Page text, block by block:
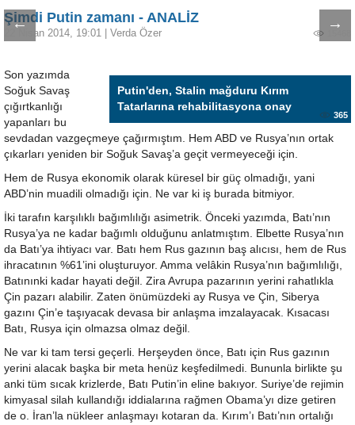
← →
Şimdi Putin zamanı - ANALİZ
22 Nisan 2014, 19:01 Verda Özer
Putin'den, Stalin mağduru Kırım
Tatarlarına rehabilitasyona onay
365
Son yazımda
Soğuk Savaş
çığırtkanlığı
yapanları bu
sevdadan vazgeçmeye çağırmıştım. Hem ABD ve Rusya’nın ortak
çıkarları yeniden bir Soğuk Savaş’a geçit vermeyeceği için.
Hem de Rusya ekonomik olarak küresel bir güç olmadığı, yani
ABD’nin muadili olmadığı için. Ne var ki iş burada bitmiyor.
İki tarafın karşılıklı bağımlılığı asimetrik. Önceki yazımda, Batı’nın
Rusya’ya ne kadar bağımlı olduğunu anlatmıştım. Elbette Rusya’nın
da Batı’ya ihtiyacı var. Batı hem Rus gazının baş alıcısı, hem de Rus
ihracatının %61’ini oluşturuyor. Amma velâkin Rusya’nın bağımlılığı,
Batınınki kadar hayati değil. Zira Avrupa pazarının yerini rahatlıkla
Çin pazarı alabilir. Zaten önümüzdeki ay Rusya ve Çin, Siberya
gazını Çin’e taşıyacak devasa bir anlaşma imzalayacak. Kısacası
Batı, Rusya için olmazsa olmaz değil.
Ne var ki tam tersi geçerli. Herşeyden önce, Batı için Rus gazının
yerini alacak başka bir meta henüz keşfedilmedi. Bununla birlikte şu
anki tüm sıcak krizlerde, Batı Putin’in eline bakıyor. Suriye’de rejimin
kimyasal silah kullandığı iddialarına rağmen Obama’yı dize getiren
de o. İran’la nükleer anlaşmayı kotaran da. Kırım’ı Batı’nın ortalığı